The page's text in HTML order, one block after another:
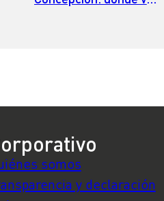
somos
y declaración